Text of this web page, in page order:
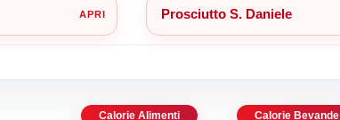
Prosciutto S. Daniele
Calorie Alimenti Calorie Bevande